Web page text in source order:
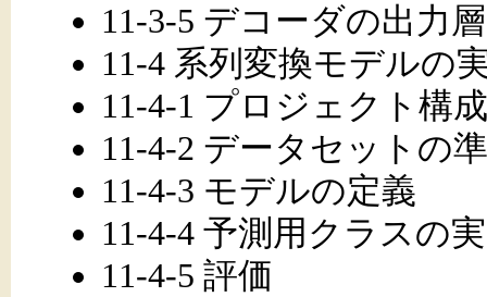
11-3-5 デコーダの出力層
11-4 系列変換モデルの
11-4-1 プロジェクト構成
11-4-2 データセットの
11-4-3 モデルの定義
11-4-4 予測用クラスの
11-4-5 評価